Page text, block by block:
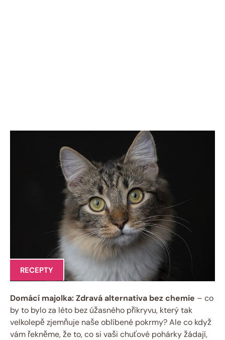
RECEPTY
Domácí majolka: Zdravá alternativa bez chemie – co
by to bylo za léto bez úžasného příkryvu, který tak
velkolepě zjemňuje naše oblíbené pokrmy? Ale co když
vám řekněme, že to, co si vaši chuťové pohárky žádají,